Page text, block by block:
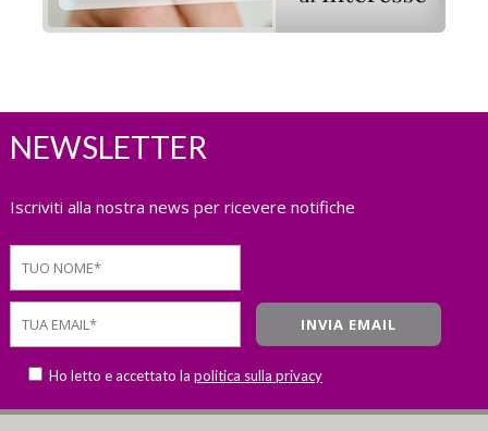
NEWSLETTER
Iscriviti alla nostra news per ricevere notifiche
Ho letto e accettato la politica sulla privacy